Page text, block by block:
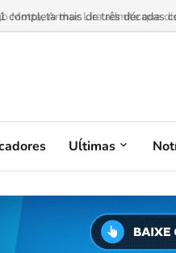
Motta, Arthur Lira admite que
Uĺtimas